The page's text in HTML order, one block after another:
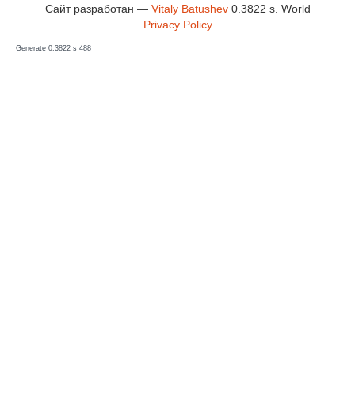
Сайт разработан — Vitaly Batushev0.3822 s. World
Privacy Policy
Generate 0.3822 s 488